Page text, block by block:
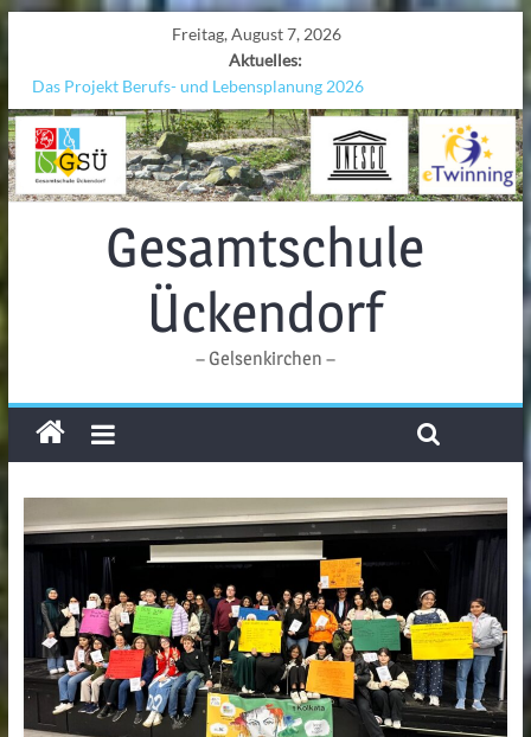
Freitag, August 7, 2026
Aktuelles:
Das Projekt Berufs- und Lebensplanung 2026
UNESCO Stadtradeln „Grenzen überwinden“
KCC-Workshop
Sicherheit auf den Wellen: Lehrkräfte bilden sich in Alicante fort
Ferien!!!
Gesamtschule
Ückendorf
– Gelsenkirchen –